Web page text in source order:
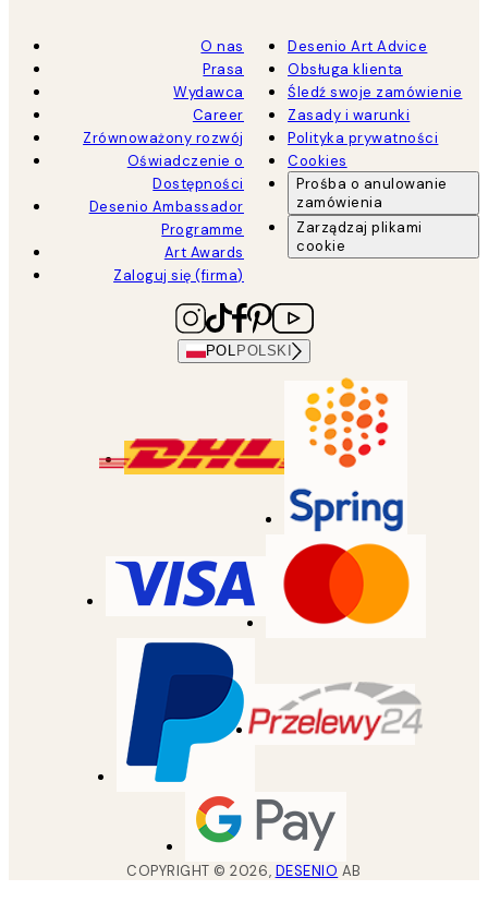
O nas
Prasa
Wydawca
Career
Zrównoważony rozwój
Oświadczenie o
Dostępności
Desenio Ambassador
Programme
Art Awards
Zaloguj się (firma)
Desenio Art Advice
Obsługa klienta
Śledź swoje zamówienie
Zasady i warunki
Polityka prywatności
Cookies
Prośba o anulowanie
zamówienia
Zarządzaj plikami
cookie
POL POLSKI
COPYRIGHT ©2026, DESENIO AB